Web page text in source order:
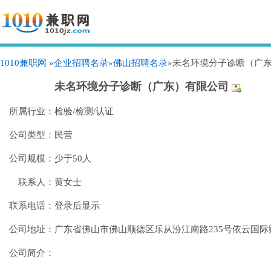
1010兼职网 »企业招聘名录»佛山招聘名录»未名环境分子诊断（广
未名环境分子诊断（广东）有限公司
所属行业： 检验/检测/认证
公司类型： 民营
公司规模： 少于50人
联系人： 黄女士
联系电话： 登录后显示
公司地址： 广东省佛山市佛山顺德区乐从汾江南路235号依云国
公司简介：